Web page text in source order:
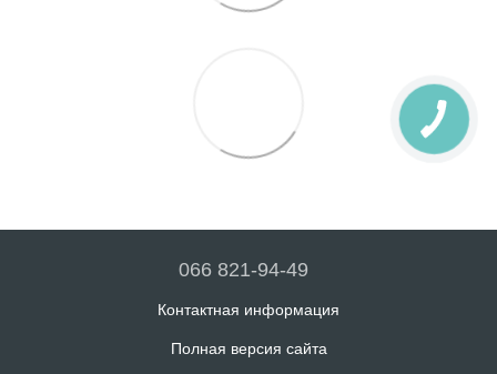
066 821-94-49
Контактная информация
Полная версия сайта